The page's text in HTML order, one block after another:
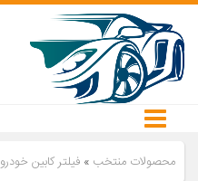
محصولات منتخب » فیلتر کابین خودرو